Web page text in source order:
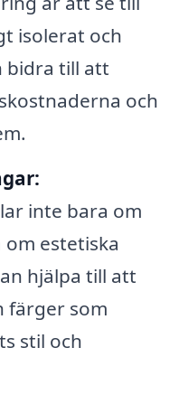
isolerat och
bidra till att
och
inte bara om
estetiska
hjälpa till att
färger som
stil och